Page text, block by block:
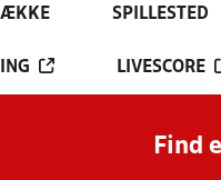
SPILLESTED
LIVESCORE
Find